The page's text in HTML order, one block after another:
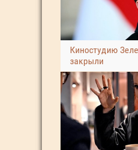
Киностудию
закрыли